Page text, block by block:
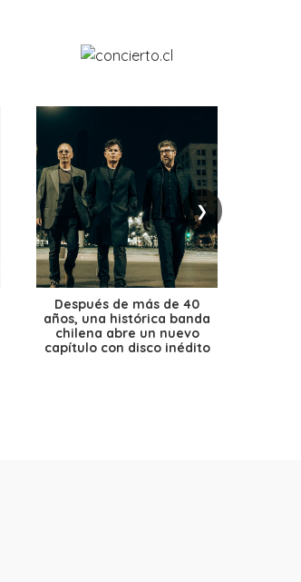
❯
Después de más de 40
años, una histórica banda
chilena abre un nuevo
capítulo con disco inédito